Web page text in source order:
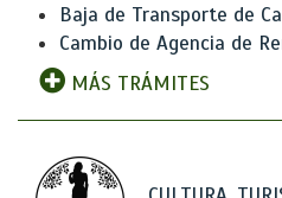
Baja de Transporte de
Cambio de Agencia de
MÁS TRÁMITES